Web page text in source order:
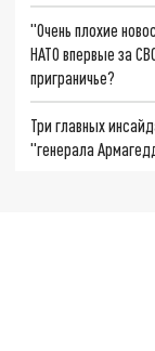
"Очень плохие
НАТО впервые за
приграничье?
Три главных
"генерала